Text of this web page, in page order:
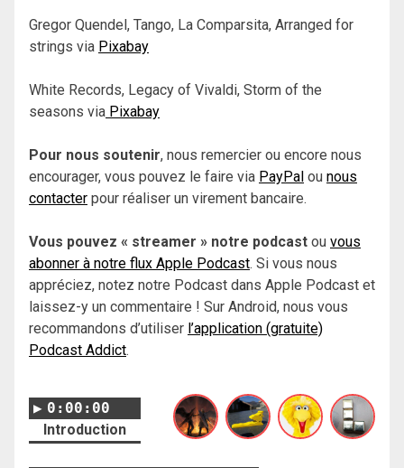
Gregor Quendel, Tango, La Comparsita, Arranged for
strings via Pixabay
White Records, Legacy of Vivaldi, Storm of the
seasons via Pixabay
Pour nous soutenir, nous remercier ou encore nous
encourager, vous pouvez le faire via PayPal ou nous
contacter pour réaliser un virement bancaire.
Vous pouvez « streamer » notre podcast ou vous
abonner à notre flux Apple Podcast. Si vous nous
appréciez, notez notre Podcast dans Apple Podcast et
laissez-y un commentaire ! Sur Android, nous vous
recommandons d’utiliser l’application (gratuite)
Podcast Addict.
0:00:00
Introduction